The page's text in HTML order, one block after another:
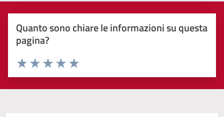
Quanto sono chiare le informazioni su questa
pagina?
Valuta 5 stelle su 5
Valuta 4 stelle su 5
Valuta 3 stelle su 5
Valuta 2 stelle su 5
Valuta 1 stelle su 5